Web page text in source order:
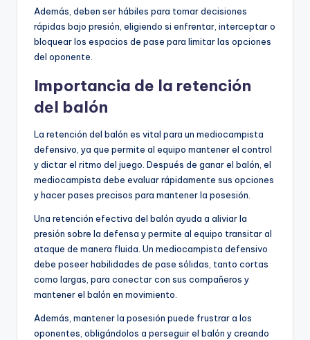
Además, deben ser hábiles para tomar decisiones
rápidas bajo presión, eligiendo si enfrentar, interceptar o
bloquear los espacios de pase para limitar las opciones
del oponente.
Importancia de la retención
del balón
La retención del balón es vital para un mediocampista
defensivo, ya que permite al equipo mantener el control
y dictar el ritmo del juego. Después de ganar el balón, el
mediocampista debe evaluar rápidamente sus opciones
y hacer pases precisos para mantener la posesión.
Una retención efectiva del balón ayuda a aliviar la
presión sobre la defensa y permite al equipo transitar al
ataque de manera fluida. Un mediocampista defensivo
debe poseer habilidades de pase sólidas, tanto cortas
como largas, para conectar con sus compañeros y
mantener el balón en movimiento.
Además, mantener la posesión puede frustrar a los
oponentes, obligándolos a perseguir el balón y creando